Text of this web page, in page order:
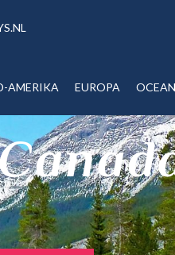
AMERIKA EUROPA